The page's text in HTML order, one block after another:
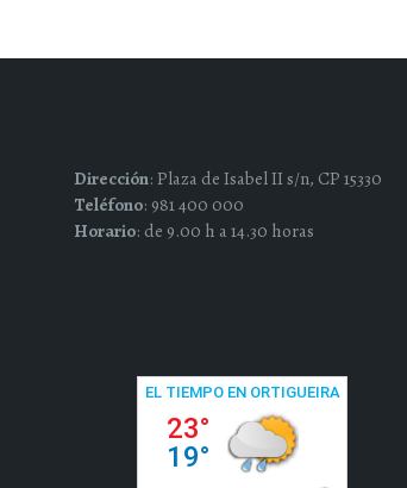
Dirección: Plaza de Isabel II s/n, CP 15330
Teléfono: 981 400 000
Horario: de 9.00 h a 14.30 horas